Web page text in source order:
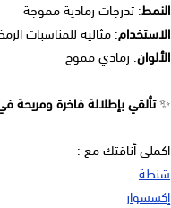
النمط: تدرجات رمادية مموجة
الاستخدام: مثالية للمناسبات
الألوان: رمادي مموج
✨تألقي بإطلالة فاخرة ومريحة
اكملي أناقتك مع :
شنطة
إكسسوار